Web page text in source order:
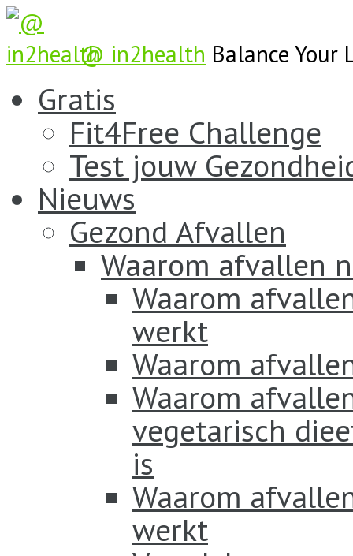
@ in2health Balance Your
Gratis
Fit4Free Challenge
Test jouw
Nieuws
Gezond Afvallen
Waarom afvallen
Waarom
werkt
Waarom
Waarom
vegetarisch
is
Waarom
werkt